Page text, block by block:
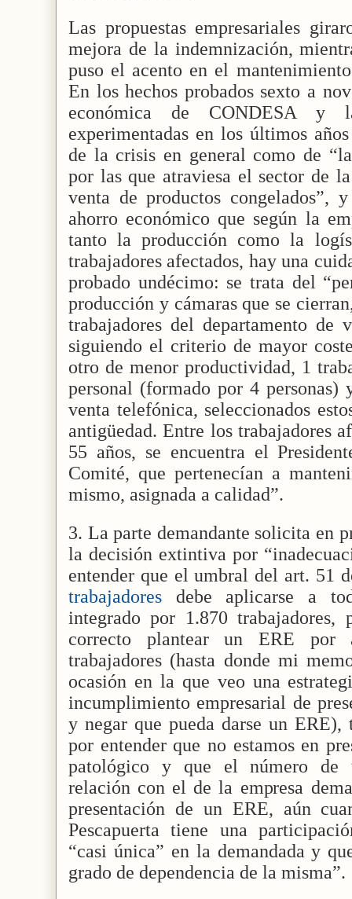
Las propuestas empresariales
mejora de la indemnización,
puso el acento en el
En los hechos probados sexto a
económica de CONDESA y
experimentadas en los últimos
de la crisis en general como de
por las que atraviesa el sector de
venta de productos congelados”,
ahorro económico que según la
tanto la producción como la
trabajadores afectados, hay una
probado undécimo: se trata del
producción y cámaras que se
trabajadores del departamento de
siguiendo el criterio de mayor
otro de menor productividad, 1
personal (formado por 4 personas)
venta telefónica, seleccionados
antigüedad. Entre los trabajadores
55 años, se encuentra el
Comité, que pertenecían a
mismo, asignada a calidad”.
3. La parte demandante solicita en
la decisión extintiva por
entender que el umbral del art. 51
trabajadores debe aplicarse a
integrado por 1.870
correcto plantear un ERE
trabajadores (hasta donde mi
ocasión en la que veo una
incumplimiento empresarial de
y negar que pueda darse un ERE),
por entender que no estamos en
patológico y que el número de
relación con el de la empresa
presentación de un ERE, aún
Pescapuerta tiene una
“casi única” en la demandada y
grado de dependencia de la misma”.